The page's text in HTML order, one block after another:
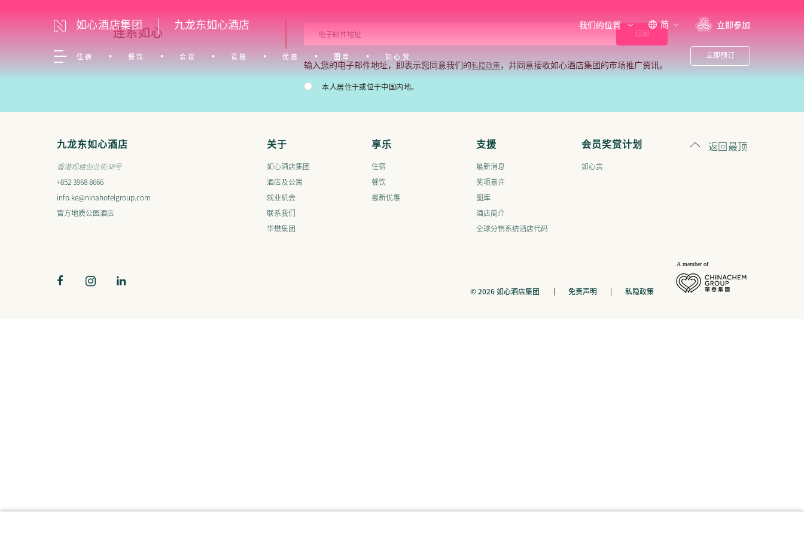
如心酒店集团 九龙东如心酒店 我们的位置 简 立即参加
立即预订
住宿 餐饮 会议 设施 优惠 图库 如心赏
连系如心
输入您的电子邮件地址，即表示您同意我们的私隐政策，并同意接收如心酒店集团的市场推广资讯。
本人居住于或位于中国内地。
九龙东如心酒店
香港观塘创业街38号
+852 3968 8666
info.ke@ninahotelgroup.com
官方地质公园酒店
关于
如心酒店集团
酒店及公寓
就业机会
联系我们
华懋集团
享乐
住宿
餐饮
最新优惠
支援
最新消息
奖项嘉许
图库
酒店简介
全球分销系统酒店代码
会员奖赏计划
如心赏
返回最顶
© 2026 如心酒店集团 免责声明 私隐政策